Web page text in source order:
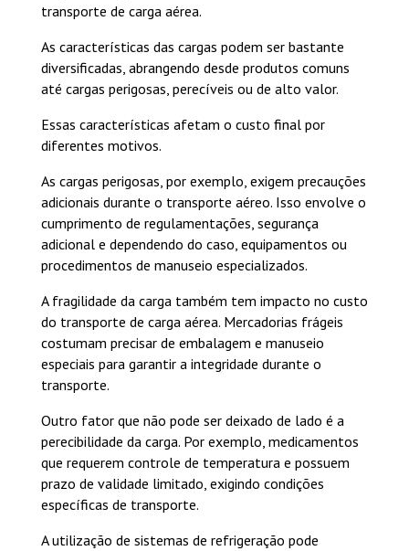
transporte de carga aérea.
As características das cargas podem ser bastante
diversificadas, abrangendo desde produtos comuns
até cargas perigosas, perecíveis ou de alto valor.
Essas características afetam o custo final por
diferentes motivos.
As cargas perigosas, por exemplo, exigem precauções
adicionais durante o transporte aéreo. Isso envolve o
cumprimento de regulamentações, segurança
adicional e dependendo do caso, equipamentos ou
procedimentos de manuseio especializados.
A fragilidade da carga também tem impacto no custo
do transporte de carga aérea. Mercadorias frágeis
costumam precisar de embalagem e manuseio
especiais para garantir a integridade durante o
transporte.
Outro fator que não pode ser deixado de lado é a
perecibilidade da carga. Por exemplo, medicamentos
que requerem controle de temperatura e possuem
prazo de validade limitado, exigindo condições
específicas de transporte.
A utilização de sistemas de refrigeração pode